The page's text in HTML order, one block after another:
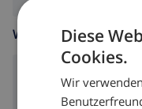
WOHNZIMMER
Kamin
Diese
Cookies.
Wir